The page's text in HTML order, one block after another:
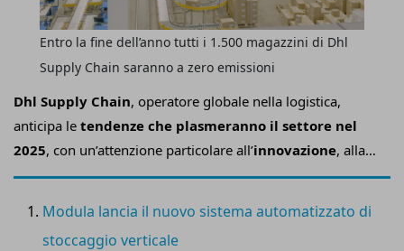
Dhl Supply Chain, operatore globale nella logistica,
anticipa le tendenze che plasmeranno il settore nel
2025, con un’attenzione particolare all’innovazione, alla
sostenibilitàe allaresilienza.
Entro la fine dell’anno tutti i 1.500 magazzini di Dhl
Supply Chain saranno a zero emissioni
Modula lancia il nuovo sistema automatizzato di
stoccaggio verticale